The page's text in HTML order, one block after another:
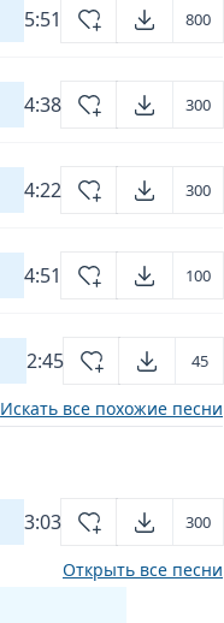
5:51
800
4:38
300
4:22
300
4:51
100
2:45
45
Искать все похожие песни
3:03
300
Открыть все песни